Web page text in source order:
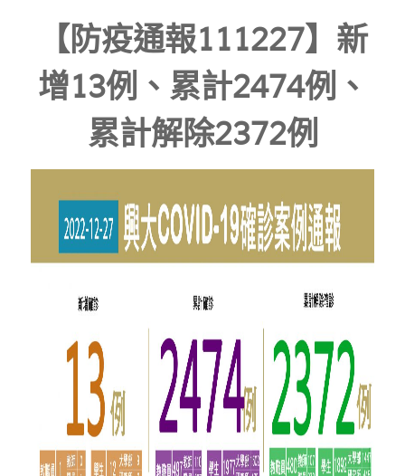
【防疫通報111227】新
增13例、累計2474例、
累計解除2372例